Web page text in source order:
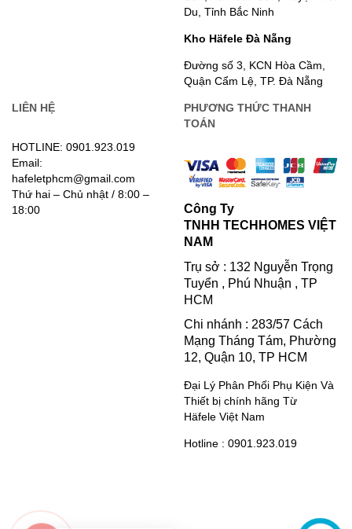
Du, Tỉnh Bắc Ninh
Kho Häfele Đà Nẵng
Đường số 3, KCN Hòa Cầm,
Quận Cẩm Lệ, TP. Đà Nẵng
LIÊN HỆ
HOTLINE: 0901.923.019
Email:
hafeletphcm@gmail.com
Thứ hai – Chủ nhật / 8:00 –
18:00
PHƯƠNG THỨC THANH
TOÁN
Công Ty
TNHH TECHHOMES VIỆT
NAM
Trụ sở : 132 Nguyễn Trọng
Tuyển , Phú Nhuận , TP
HCM
Chi nhánh : 283/57 Cách
Mạng Tháng Tám, Phường
12, Quận 10, TP HCM
Đại Lý Phân Phối Phụ Kiện Và
Thiết bị chính hãng Từ
Häfele Việt Nam
Hotline : 0901.923.019